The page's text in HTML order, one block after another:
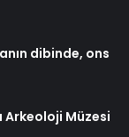
dibinde, ons
Müzesi